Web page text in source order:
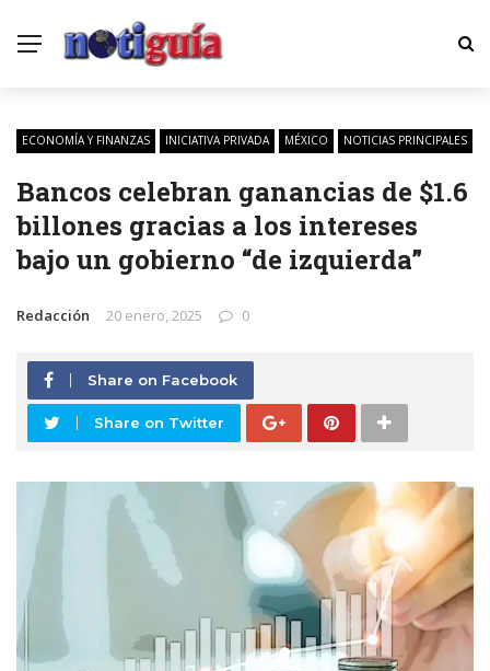
ECONOMÍA Y FINANZAS INICIATIVA PRIVADA MÉXICO NOTICIAS PRINCIPALES
Bancos celebran ganancias de $1.6
billones gracias a los intereses
bajo un gobierno “de izquierda”
Redacción 20 enero, 2025 0
Share on Facebook
Share on Twitter